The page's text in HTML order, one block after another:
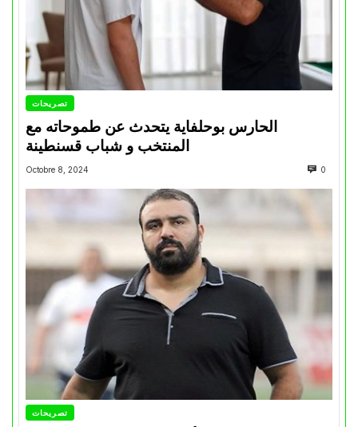
تصريحات
الحارس بوحلفاية يتحدث عن طموحاته مع
المنتخب و شباب قسنطينة
Octobre 8, 2024 0
تصريحات